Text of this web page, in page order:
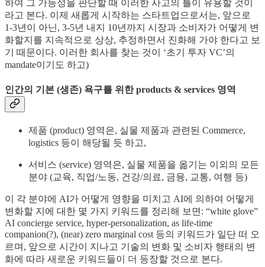
하여 그 가능성을 판단할 때 이러한 사고의 틀이 유용할 것이
라고 본다. 이제 새롭게 시작하는 스타트업으로서는, 앞으로
1-3년이 아닌, 3-5년 내지 10년까지 시장과 소비자가 어떻게 변
화할지를 지속적으로 상상, 추정하면서 진화해 가야 한다고 보
기 때문이다. 이러한 회사를 찾는 것이 ‘초기 투자 VC’의
mandate이기도 하고)
인간의 기본 (생존) 욕구를 위한 products & services 영역
제품 (product) 영역은, 실물 제품과 관련된 Commerce,
logistics 등이 해당될 듯 하고,
서비스 (service) 영역은, 실물 제품을 옮기는 이외의 모든
분야 (교육, 직업/노동, 건강/의료, 금융, 교통, 여행 등)
이 각 분야에 AI가 어떻게 영향을 미치고 AI에 의하여 어떻게
변화할 지에 대한 몇 가지 키워드를 정리해 보면: “white glove”
AI concierge service, hyper-personalization, as life-time
companion(?), (near) zero marginal cost 등의 키워드가 일단 떠 오
르며, 앞으로 시간이 지나고 기술의 변화 및 소비자 행태의 변
화에 따라 새로운 키워드들이 더 등장할 것으로 본다.